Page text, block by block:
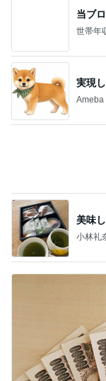
実現
Ameba
美味
小林礼
1